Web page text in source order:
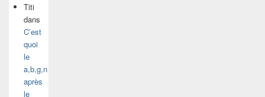
Titi
dans
C’est
quoi
le
a,b,g,n
après
le